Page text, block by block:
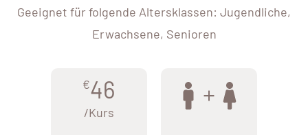
Geeignet für folgende Altersklassen: Jugendliche,
Erwachsene, Senioren
€46
/Kurs